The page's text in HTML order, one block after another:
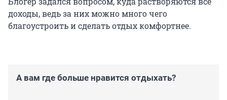
доходы, ведь за них можно много чего
благоустроить и сделать отдых комфортнее.
А вам где больше нравится отдыхать?